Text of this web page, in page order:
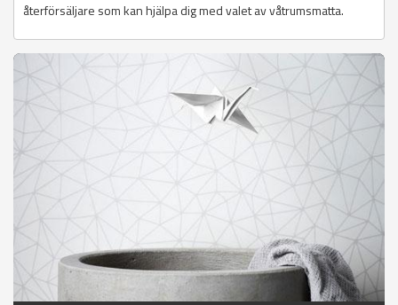
återförsäljare som kan hjälpa dig med valet av våtrumsmatta.